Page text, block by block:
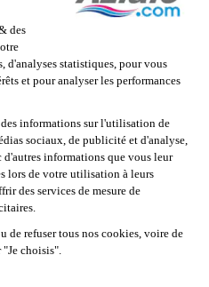
:
Lithium-ion à
durant le cycle 3,7v
à 6h
:4,3 L
:
USB (fourni)
d'utilisation :3m